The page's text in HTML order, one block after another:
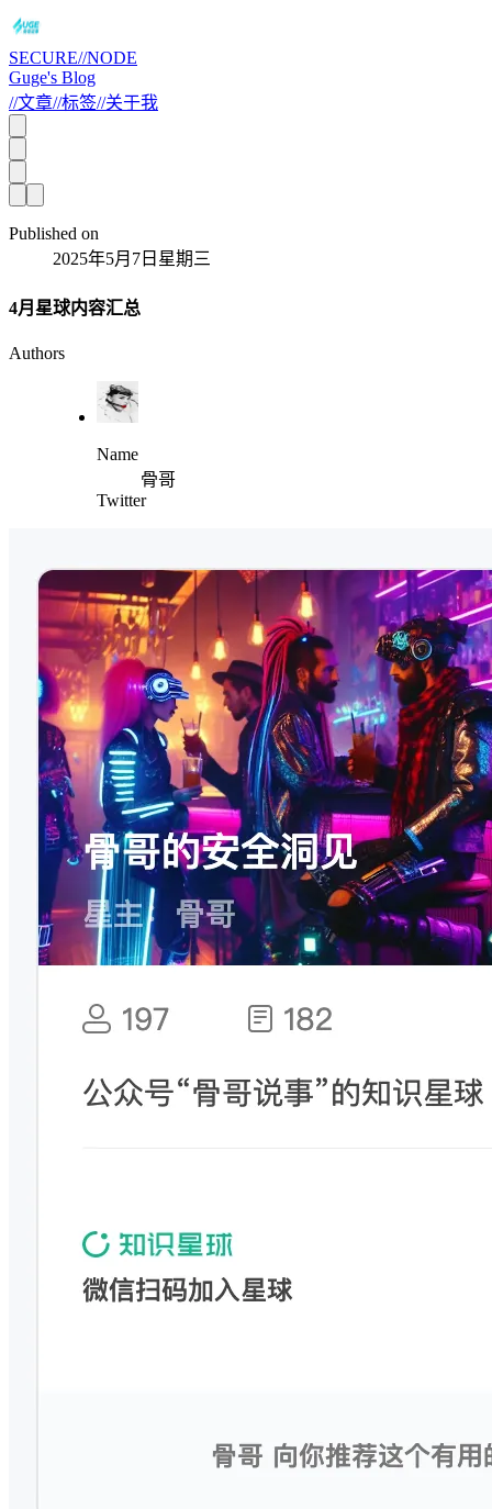
SECURE//NODE
Guge's Blog
//文章//标签//关于我
Published on
2025年5月7日星期三
4月星球内容汇总
Authors
Name
骨哥
Twitter